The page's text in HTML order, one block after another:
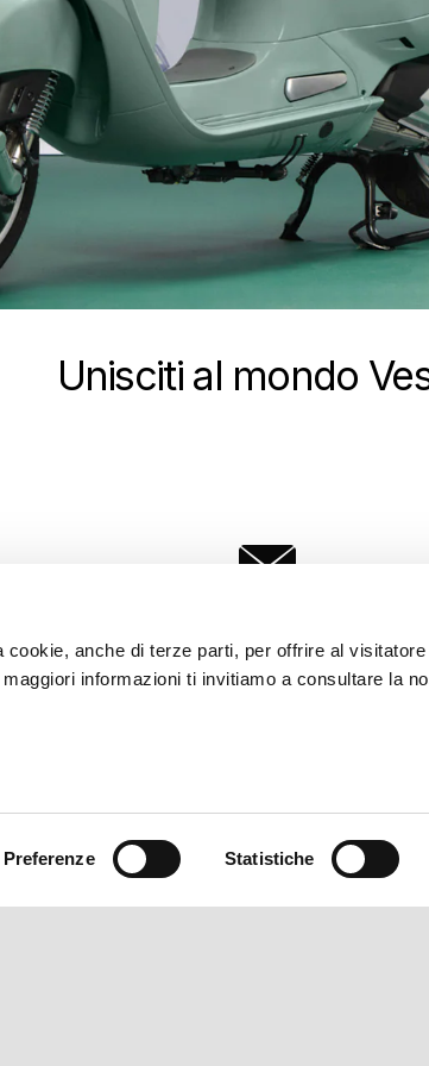
cookie, anche di terze parti, per offrire al
informazioni ti invitiamo a consultare la
Preferenze Statistiche
Unisciti al mondo